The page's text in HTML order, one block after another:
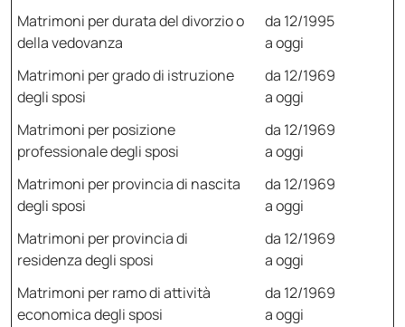
Matrimoni per durata del divorzio o
della vedovanza
da 12/1995
a oggi
Matrimoni per grado di istruzione
degli sposi
da 12/1969
a oggi
Matrimoni per posizione
professionale degli sposi
da 12/1969
a oggi
Matrimoni per provincia di nascita
degli sposi
da 12/1969
a oggi
Matrimoni per provincia di
residenza degli sposi
da 12/1969
a oggi
Matrimoni per ramo di attività
economica degli sposi
da 12/1969
a oggi